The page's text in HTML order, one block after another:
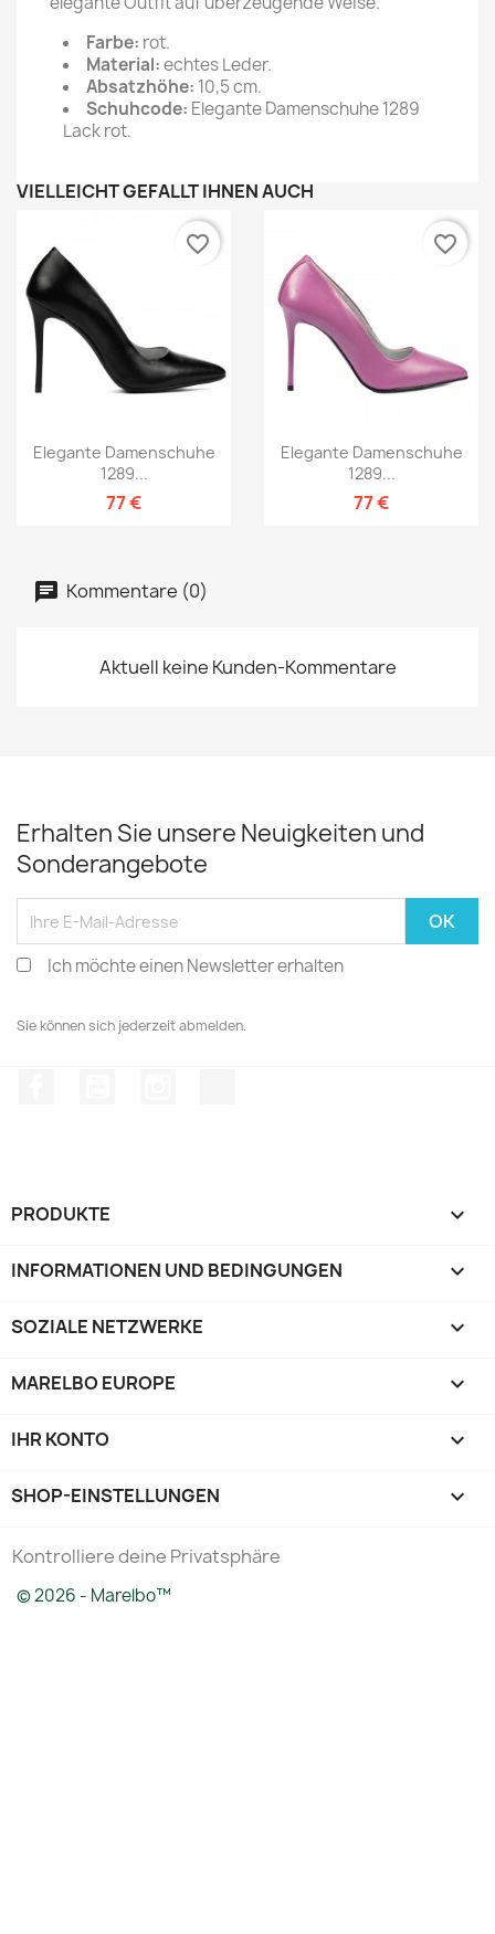
Farbe: rot.
Material:echtes Leder.
Absatzhöhe: 10,5 cm.
Schuhcode: Elegante Damenschuhe 1289
Lack rot.
VIELLEICHT GEFÄLLT IHNEN AUCH
Elegante Damenschuhe
1289...
77 €
favorite_border
Elegante Damenschuhe
1289...
77 €
favorite_border
Kommentare (0)
Aktuell keine Kunden-Kommentare
Erhalten Sie unsere Neuigkeiten und
Sonderangebote
Ich möchte einen Newsletter erhalten
Sie können sich jederzeit abmelden.
PRODUKTE 
INFORMATIONEN UND BEDINGUNGEN 
SOZIALE NETZWERKE 
MARELBO EUROPE 
IHR KONTO 
SHOP-EINSTELLUNGEN keyboard_arrow_down
Kontrolliere deine Privatsphäre
© 2026 - Marelbo™